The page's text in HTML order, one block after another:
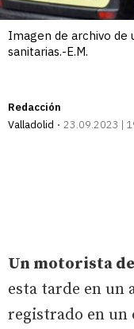
Imagen de archivo de
sanitarias.-E.M.
Redacción
Valladolid
23.09.2023 |
Un motorista
esta tarde en un
registrado en un